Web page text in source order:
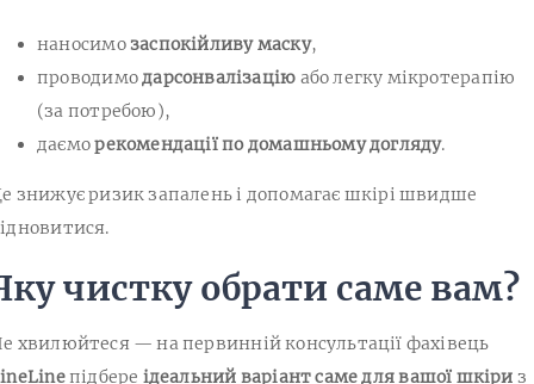
наносимозаспокійливу маску,
проводимодарсонвалізацію або легку мікротерапію
(за потребою),
даєморекомендації по домашньому догляду.
знижує ризик запалень і допомагає шкірі швидше
чистку обрати саме вам?
хвилюйтеся — на первинній консультації фахівець
підбере ідеальний варіант саме для вашої шкіри з